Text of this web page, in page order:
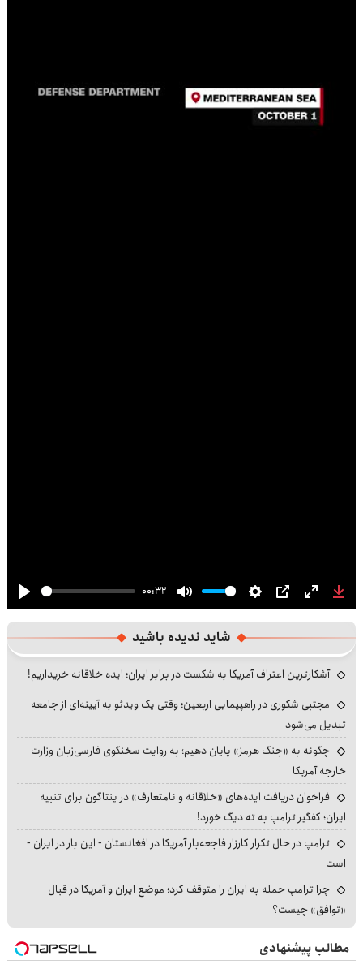
Play
00:32
Mute Settings
PIP Enter
شاید ندیده باشید
آشکارترین اعتراف آمریکا به شکست در برابر ایران؛ ایده خلاقانه خریداریم!
مجتبی شکوری در راهپیمایی اربعین؛ وقتی یک ویدئو به آیینه‌ای از جامعه
تبدیل می‌شود
چگونه به «جنگ هرمز» پایان دهیم؛ به روایت سخنگوی فارسی‌زبان وزارت
خارجه آمریکا
فراخوان دریافت ایده‌های «خلاقانه و نامتعارف» در پنتاگون برای تنبیه
ایران؛ کفگیر ترامپ به ته دیگ خورد!
ترامپ در حال تکرار کارزار فاجعه‌بار آمریکا در افغانستان - این بار در ایران -
است
چرا ترامپ حمله به ایران را متوقف کرد؛ موضع ایران و آمریکا در قبال
«توافق» چیست؟
مطالب پیشنهادی